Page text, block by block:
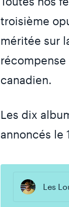
troisième
méritée sur
canadien.
Les dix
annoncés le
Les